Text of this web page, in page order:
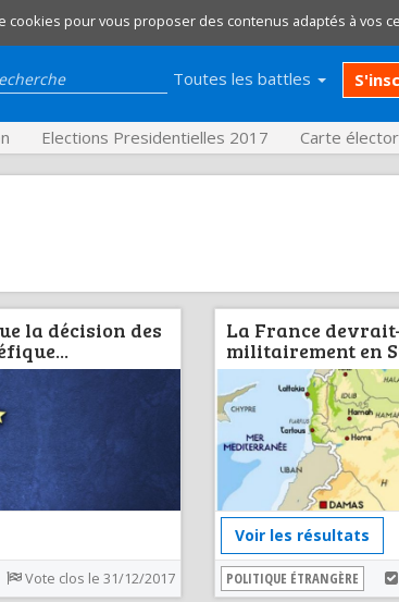
pour vous proposer des contenus adaptés à vos
Toutes les battles
Elections Presidentielles 2017 Carte
la décision des
Vote clos le 31/12/2017
La France
militairement en
Voir les résultats
POLITIQUE ÉTRANGÈRE